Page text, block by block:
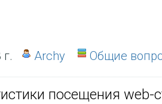
Archy Общие
посещения web-